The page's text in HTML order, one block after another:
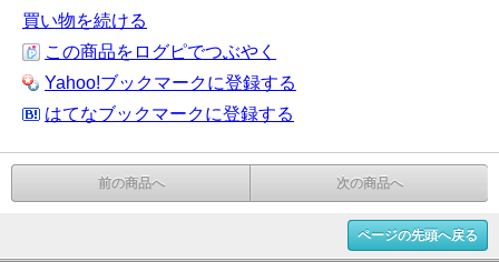
買い物を続ける
この商品をログピでつぶやく
Yahoo!ブックマークに登録する
はてなブックマークに登録する
前の商品へ 次の商品へ
ページの先頭へ戻る